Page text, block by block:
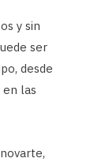
y sin
ser
desde
las